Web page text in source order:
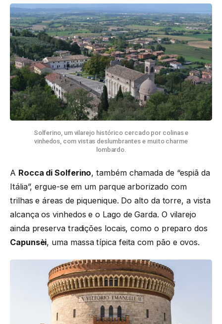
Solferino, um vilarejo histórico cercado por colinas e
vinhedos, com vistas deslumbrantes e muito charme
lombardo.
A Rocca di Solferino, também chamada de “espiã da
Itália”, ergue-se em um parque arborizado com
trilhas e áreas de piquenique. Do alto da torre, a vista
alcança os vinhedos e o Lago de Garda. O vilarejo
ainda preserva tradições locais, como o preparo dos
Capunsèi, uma massa típica feita com pão e ovos.